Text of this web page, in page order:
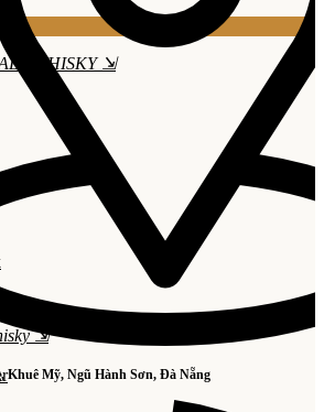
Khuê Mỹ, Ngũ Hành Sơn, Đà Nẵng
WHISKY ⇲
⇲